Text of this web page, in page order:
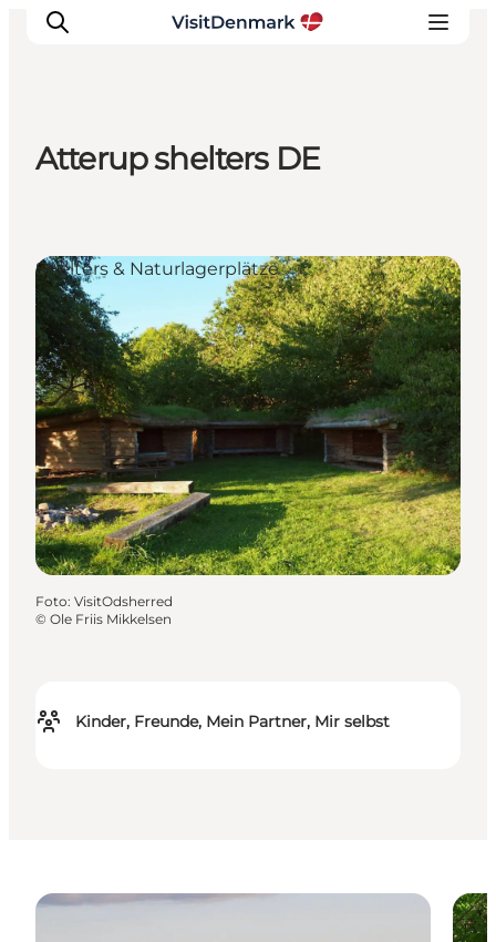
Erlebnisse
Unterkünfte
Reiseplanung
Atterup shelters DE
Kinder, Freunde, Mein Partner, Mir selbst
Shelters & Naturlagerplätze
Foto: VisitOdsherred
© Ole Friis Mikkelsen